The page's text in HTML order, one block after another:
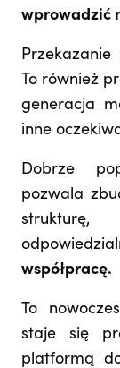
wprowadzić
To również
generacja
inne
Dobrze
pozwala
współpracę.
To
staje się
platformą